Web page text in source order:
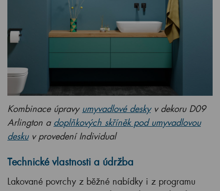
Kombinace úpravy umyvadlové deskyv dekoru D09
Arlington a doplňkových skříněk pod umyvadlovou
deskuv provedení Individual
Technické vlastnosti a údržba
Lakované povrchy z běžné nabídky i z programu